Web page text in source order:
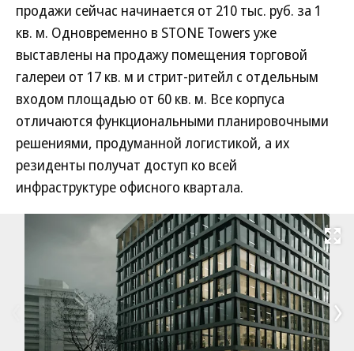
продажи сейчас начинается от 210 тыс. руб. за 1
кв. м. Одновременно в STONE Towers уже
выставлены на продажу помещения торговой
галереи от 17 кв. м и стрит-ритейл с отдельным
входом площадью от 60 кв. м. Все корпуса
отличаются функциональными планировочными
решениями, продуманной логистикой, а их
резиденты получат доступ ко всей
инфраструктуре офисного квартала.
Развернуть